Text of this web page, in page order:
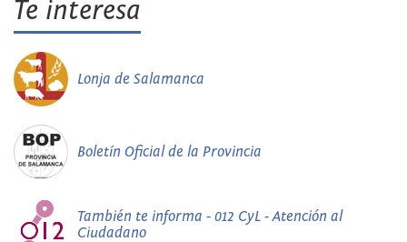
Te interesa
Lonja de Salamanca
Boletín Oficial de la Provincia
También te informa - 012 CyL - Atención al
Ciudadano